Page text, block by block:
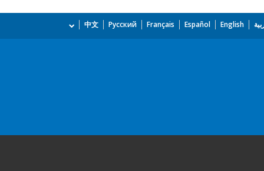
English
Español
Français
Русский
中文